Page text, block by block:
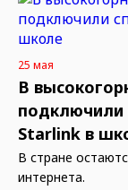
25 мая
В
подключили
Starlink в
В стране
интернета.